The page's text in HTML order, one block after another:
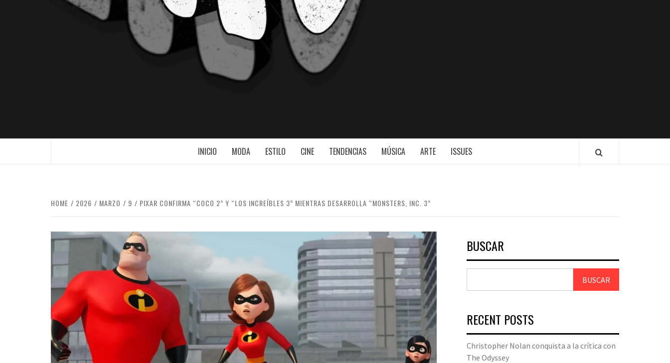
INICIO MODA ESTILO CINE TENDENCIAS MÚSICA ARTE ISSUES
HOME 2026 MARZO 9 PIXAR CONFIRMA “COCO 2” Y “LOS INCREÍBLES 3” MIENTRAS DESARROLLA “MONSTERS, INC. 3”
BUSCAR
BUSCAR
RECENT POSTS
Christopher Nolan conquista a la crítica con
The Odyssey